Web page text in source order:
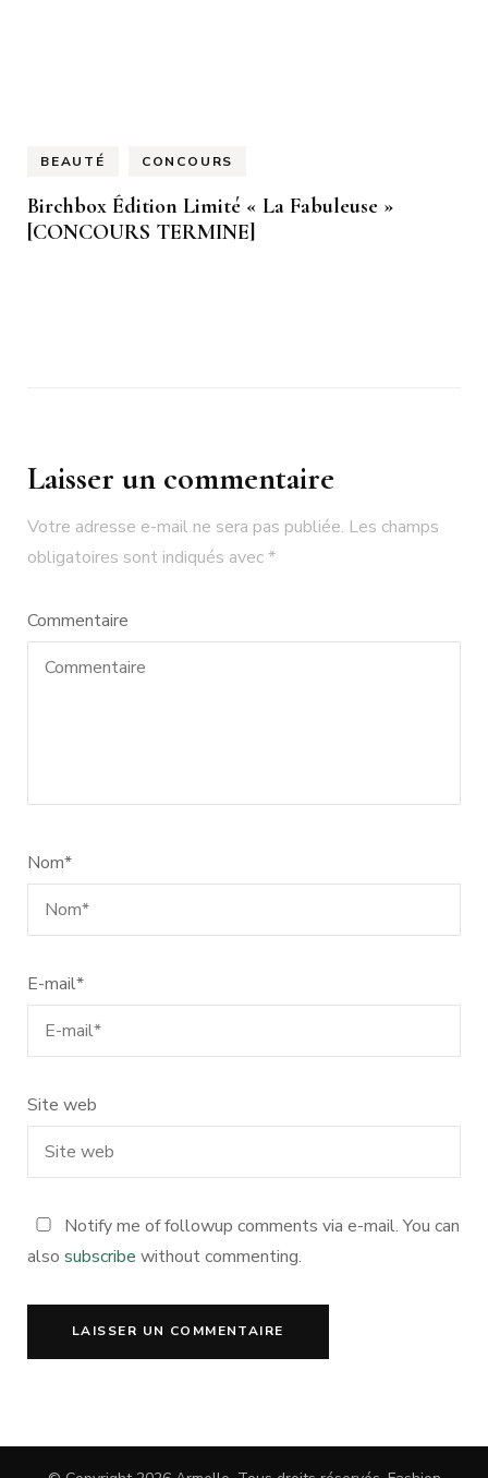
BEAUTÉ CONCOURS
Birchbox Édition Limité « La Fabuleuse »
[CONCOURS TERMINE]
Laisser un commentaire
Votre adresse e-mail ne sera pas publiée. Les champs
obligatoires sont indiqués avec*
Commentaire
Nom*
E-mail*
Site web
Notify me of followup comments via e-mail. You can
also subscribe without commenting.